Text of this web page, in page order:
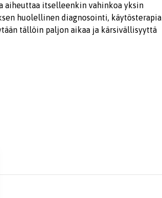
aiheuttaa itselleenkin vahinkoa yksin
huolellinen diagnosointi, käytösterapia
tällöin paljon aikaa ja kärsivällisyyttä